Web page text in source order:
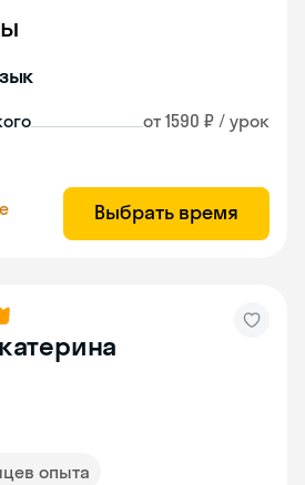
от 1590 ₽ / урок
Выбрать время
опыта